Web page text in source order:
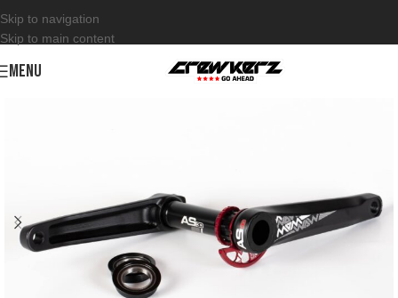
Skip to navigation
Skip to main content
MENU